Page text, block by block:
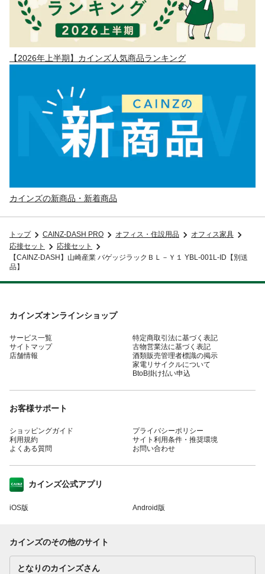
【2026年上半期】カインズ人気商品ランキング
カインズの新商品・新着商品
トップ CAINZ-DASH PRO オフィス・住設用品
オフィス家具
応接セット
応接セット
【CAINZ-DASH】山崎産業 バゲッジラックＢＬ－Ｙ１ YBL-001L-ID【別送
品】
カインズオンラインショップ
サービス一覧
サイトマップ
店舗情報
特定商取引法に基づく表記
古物営業法に基づく表記
酒類販売管理者標識の掲示
家電リサイクルについて
BtoB掛け払い申込
お客様サポート
ショッピングガイド
利用規約
よくある質問
プライバシーポリシー
サイト利用条件・推奨環境
お問い合わせ
カインズ公式アプリ
iOS版 Android版
カインズのその他のサイト
となりのカインズさん